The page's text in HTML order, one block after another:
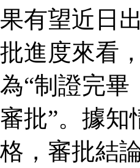
果有望近日
批進度來看
為“制證完畢
審批”。據
格，審批結